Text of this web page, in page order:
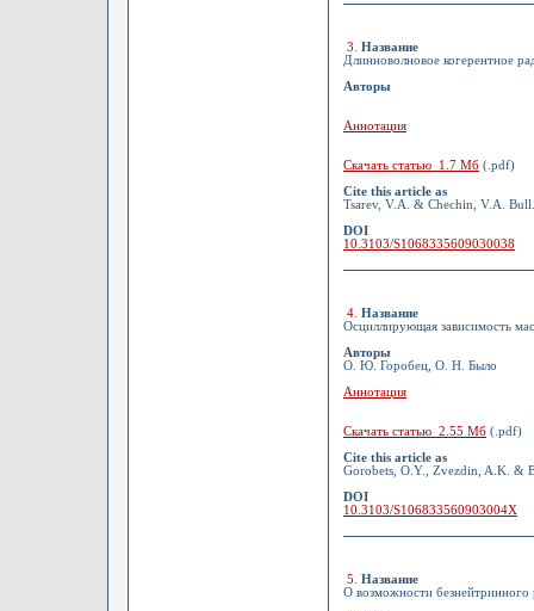
3
Название
Длинноволновое когерентное
Авторы
Аннотация
Скачать статью 1.7 Мб (.pdf)
Cite this article as
Tsarev, V.A. & Chechin, V.A.
DOI
10.3103/S1068335609030038
4 Название
Осциллирующая зависимость
Авторы
О. Ю. Горобец, О. Н. Было
Аннотация
Скачать статью 2.55 Мб (.pdf)
Cite this article as
Gorobets, O.Y., Zvezdin, A.K. &
DOI
10.3103/S106833560903004X
5
Название
О возможности безнейтринного